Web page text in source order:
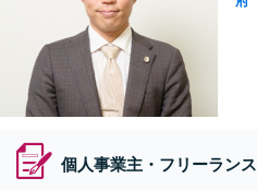
個人事業主・フリーランス